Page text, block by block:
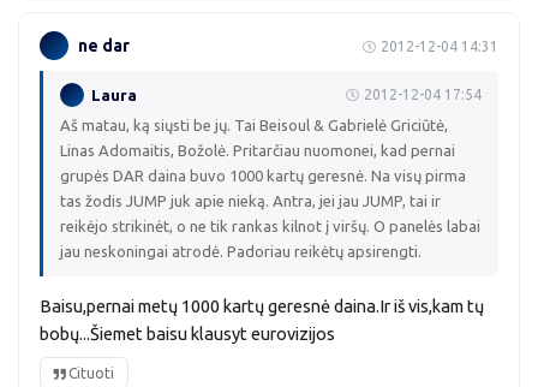
ne dar 2012-12-04 14:31
Laura 2012-12-04 17:54
Aš matau, ką siųsti be jų. Tai Beisoul & Gabrielė Griciūtė,
Linas Adomaitis, Božolė. Pritarčiau nuomonei, kad pernai
grupės DAR daina buvo 1000 kartų geresnė. Na visų pirma
tas žodis JUMP juk apie nieką. Antra, jei jau JUMP, tai ir
reikėjo strikinėt, o ne tik rankas kilnot į viršų. O panelės labai
jau neskoningai atrodė. Padoriau reikėtų apsirengti.
Baisu,pernai metų 1000 kartų geresnė daina.Ir iš vis,kam tų
bobų...Šiemet baisu klausyt eurovizijos
Cituoti